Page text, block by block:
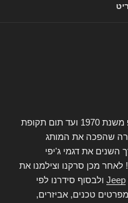
משנת 1970 ועד תום תקופת
שהפכה את המותג
השנים את דגמי ג'יפי
מכן סרקנו וצילמנו את
Jeep ולבסוף סידרנו לפי
טכנים, אביזרים,